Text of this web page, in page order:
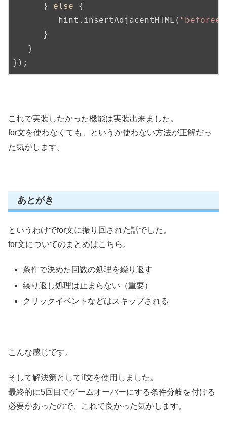
      }
else {
         hint.insertAdjacentHTML(
      }
   }
});
これで実装したかった機能は実装出来ました。
for文を使わなくても、というか使わない方法が正解だっ
た気がします。
あとがき
というわけでfor文に振り回された話でした。
for文についてのまとめはこちら。
条件で決めた回数の処理を繰り返す
繰り返し処理は止まらない（重要）
クリックイベントなどはスキップされる
こんな感じです。
そして解決策としてif文を使用しました。
最終的に5回目でゲームオーバーにする条件分岐を付ける
必要があったので、これで良かった気がします。